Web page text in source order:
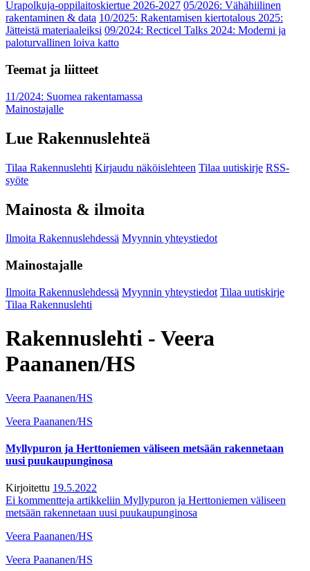
Urapolkuja-oppilaitoskiertue 2026-2027 05/2026: Vähähiilinen
rakentaminen & data 10/2025: Rakentamisen kiertotalous 2025:
Jätteistä materiaaleiksi 09/2024: Recticel Talks 2024: Moderni ja
paloturvallinen loiva katto
Teemat ja liitteet
11/2024: Suomea rakentamassa
Mainostajalle
Lue Rakennuslehteä
Tilaa Rakennuslehti Kirjaudu näköislehteen Tilaa uutiskirje RSS-
syöte
Mainosta & ilmoita
Ilmoita Rakennuslehdessä Myynnin yhteystiedot
Mainostajalle
Ilmoita Rakennuslehdessä Myynnin yhteystiedot Tilaa uutiskirje
Tilaa Rakennuslehti
Rakennuslehti - Veera
Paananen/HS
Veera Paananen/HS
Veera Paananen/HS
Mylly­puron ja Hertto­niemen väliseen metsään rakennetaan
uusi puu­kaupungin­osa
Kirjoitettu 19.5.2022
Ei kommentteja artikkeliin Mylly­puron ja Hertto­niemen väliseen
metsään rakennetaan uusi puu­kaupungin­osa
Veera Paananen/HS
Veera Paananen/HS